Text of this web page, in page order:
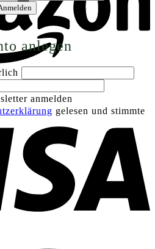
anlegen
anmelden
gelesen und stimmte